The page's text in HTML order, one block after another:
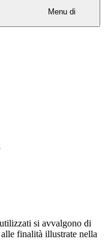
Menu di
si avvalgono di
finalità illustrate nella